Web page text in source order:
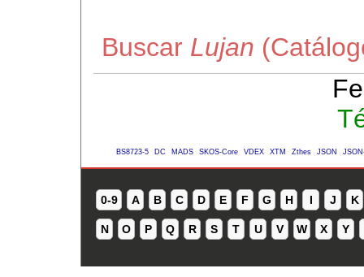
Buscar Lujan
BS8723-5 DC MADS SKOS-Core VDEX XTM Zthes JSON
0-9 A B C D E F G H I J K
N O P Q R S T U V W X Y